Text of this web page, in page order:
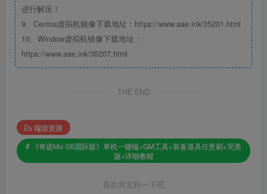
进行解压！
9、Centos虚拟机镜像下载地址：https://www.aae.ink/35201.html
10、Window虚拟机镜像下载地址：
https://www.aae.ink/35207.html
THE END
端游资源
# 《奇迹Mu-S6国际版》单机一键端+GM工具+装备道具任意刷+完美
版+详细教程
喜欢就支持一下吧